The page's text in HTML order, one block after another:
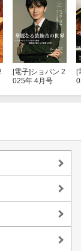
[電子]ショパン 2
025年 4月号
[